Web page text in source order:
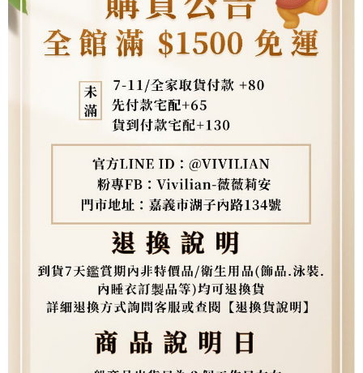
權轉讓予恩沛科技股份有限公司。
２．關於個人資料處理事宜，請瀏覽以下網址：
https://aftee.tw/terms/#terms3
３．未成年的使用者請事先徵得法定代理人或監護人之同意方可使用
４．使用「AFTEE先享後付」時，將依據個別帳號之用戶狀況，依本公司即
時審查核予不同之上限額度；若仍有額度不足之情形，本公司將視審查結果
請求用戶進行身份認證。
５．嚴禁一人註冊多個帳號或使用他人資訊註冊。若發現惡意使用之情形，
恩沛科技股份有限公司將有權停止該用戶之使用額度並採取法律行動。